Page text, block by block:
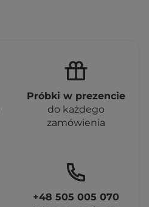
Próbki w prezencie
do każdego
zamówienia
+48 505 005 070